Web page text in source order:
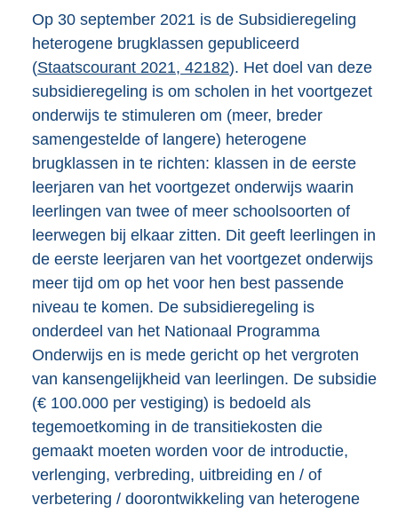
Op 30 september 2021 is de Subsidieregeling
heterogene brugklassen gepubliceerd
(Staatscourant 2021, 42182). Het doel van deze
subsidieregeling is om scholen in het voortgezet
onderwijs te stimuleren om (meer, breder
samengestelde of langere) heterogene
brugklassen in te richten: klassen in de eerste
leerjaren van het voortgezet onderwijs waarin
leerlingen van twee of meer schoolsoorten of
leerwegen bij elkaar zitten. Dit geeft leerlingen in
de eerste leerjaren van het voortgezet onderwijs
meer tijd om op het voor hen best passende
niveau te komen. De subsidieregeling is
onderdeel van het Nationaal Programma
Onderwijs en is mede gericht op het vergroten
van kansengelijkheid van leerlingen. De subsidie
(€ 100.000 per vestiging) is bedoeld als
tegemoetkoming in de transitiekosten die
gemaakt moeten worden voor de introductie,
verlenging, verbreding, uitbreiding en / of
verbetering / doorontwikkeling van heterogene